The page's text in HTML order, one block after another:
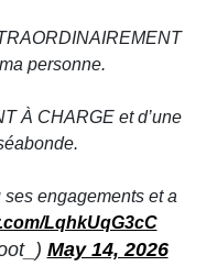
personne.
À CHARGE et d’une
ses engagements et a
LqhkUqG3cC
May 14, 2026